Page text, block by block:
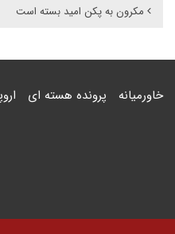
مکرون به پکن امید بسته است
خاورمیانه پرونده هسته ای